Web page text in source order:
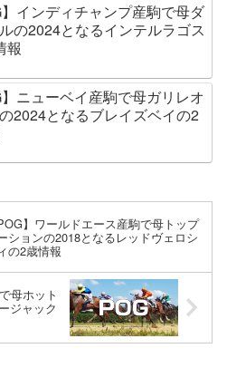
】インディチャンプ産駒で母ダ
の2024となるインテルラゴス
報
】ニューベイ産駒で母ガリレオ
2024となるブレイズベイの2
POG】ワールドエース産駒で母トップ
ションの2018となるレッドヴェロシ
の2歳情報
母ホット
ジャック